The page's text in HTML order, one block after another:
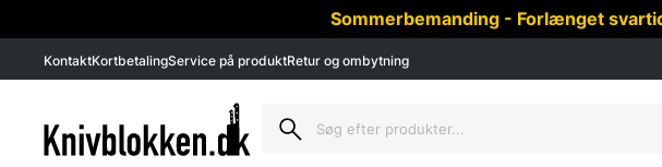
Sommerbemanding - Forlænget
KontaktKortbetalingService på produktRetur og ombytning